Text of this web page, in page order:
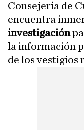
Consejería de
encuentra
investigación
la información
de los vestigios